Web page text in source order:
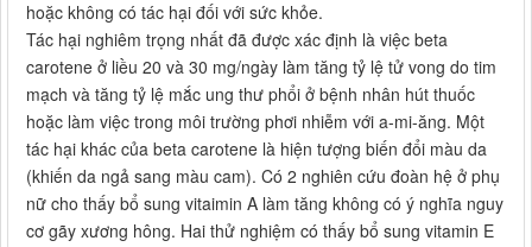
hoặc không có tác hại đối với sức khỏe.
Tác hại nghiêm trọng nhất đã được xác định là việc beta
carotene ở liều 20 và 30 mg/ngày làm tăng tỷ lệ tử vong do tim
mạch và tăng tỷ lệ mắc ung thư phổi ở bệnh nhân hút thuốc
hoặc làm việc trong môi trường phơi nhiễm với a-mi-ăng. Một
tác hại khác của beta carotene là hiện tượng biến đổi màu da
(khiến da ngả sang màu cam). Có 2 nghiên cứu đoàn hệ ở phụ
nữ cho thấy bổ sung vitaimin A làm tăng không có ý nghĩa nguy
cơ gãy xương hông. Hai thử nghiệm có thấy bổ sung vitamin E